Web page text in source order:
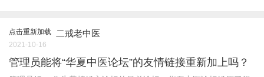
点击重新加载 二戒老中医
2021-10-16
管理员能将“华夏中医论坛”的友情链接重新加上吗？